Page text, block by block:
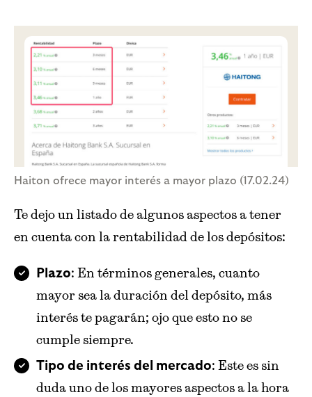
Haiton ofrece mayor interés a mayor plazo (17.02.24)
Te dejo un listado de algunos aspectos a tener
en cuenta con la rentabilidad de los depósitos:
Plazo: En términos generales, cuanto
mayor sea la duración del depósito, más
interés te pagarán; ojo que esto no se
cumple siempre.
Tipo de interés del mercado: Este es sin
duda uno de los mayores aspectos a la hora